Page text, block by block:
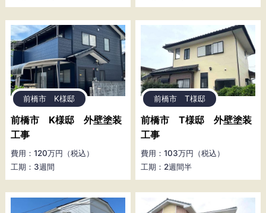
前橋市 K様邸
前橋市 K様邸 外壁塗装
工事
費用：120万円（税込）
工期：3週間
前橋市 T様邸
前橋市 T様邸 外壁塗装
工事
費用：103万円（税込）
工期：2週間半